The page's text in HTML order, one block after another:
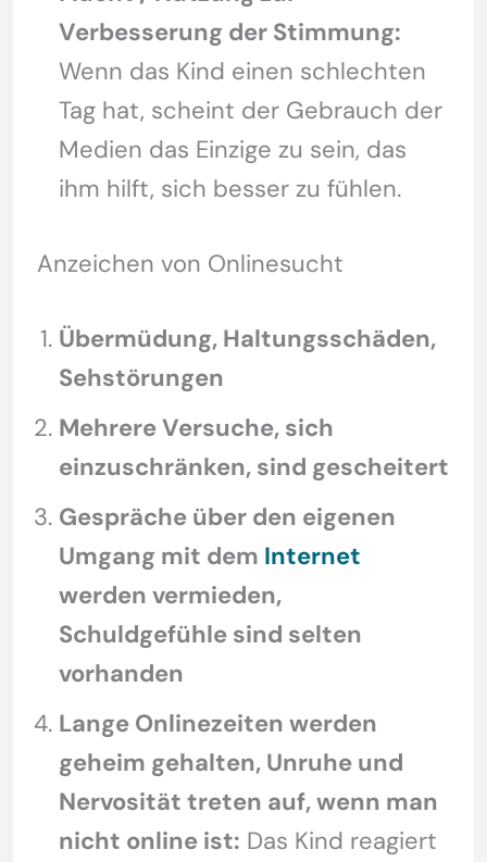
Verbesserung der Stimmung:
Wenn das Kind einen schlechten
Tag hat, scheint der Gebrauch der
Medien das Einzige zu sein, das
ihm hilft, sich besser zu fühlen.
Anzeichen von Onlinesucht
Übermüdung, Haltungsschäden,
Sehstörungen
Mehrere Versuche, sich
einzuschränken, sind gescheitert
Gespräche über den eigenen
Umgang mit dem Internet
werden vermieden,
Schuldgefühle sind selten
vorhanden
Lange Onlinezeiten werden
geheim gehalten, Unruhe und
Nervosität treten auf, wenn man
nicht online ist: Das Kind reagiert